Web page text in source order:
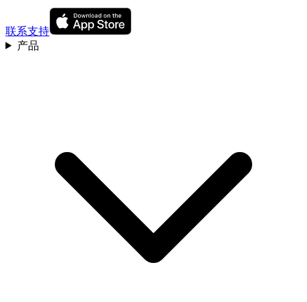
联系支持
产品